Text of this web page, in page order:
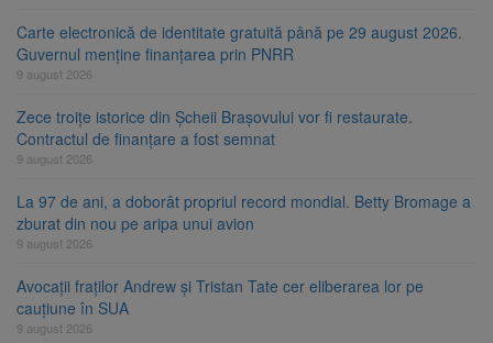
Carte electronică de identitate gratuită până pe 29 august 2026.
Guvernul menține finanțarea prin PNRR
9 august 2026
Zece troițe istorice din Șcheii Brașovului vor fi restaurate.
Contractul de finanțare a fost semnat
9 august 2026
La 97 de ani, a doborât propriul record mondial. Betty Bromage a
zburat din nou pe aripa unui avion
9 august 2026
Avocații fraților Andrew și Tristan Tate cer eliberarea lor pe
cauțiune în SUA
9 august 2026